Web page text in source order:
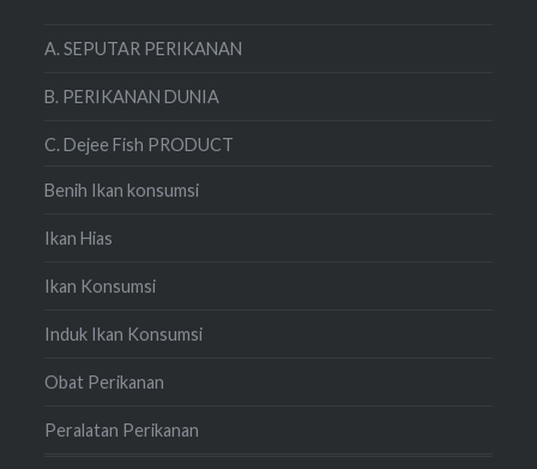
A. SEPUTAR PERIKANAN
B. PERIKANAN DUNIA
C. Dejee Fish PRODUCT
Benih Ikan konsumsi
Ikan Hias
Ikan Konsumsi
Induk Ikan Konsumsi
Obat Perikanan
Peralatan Perikanan